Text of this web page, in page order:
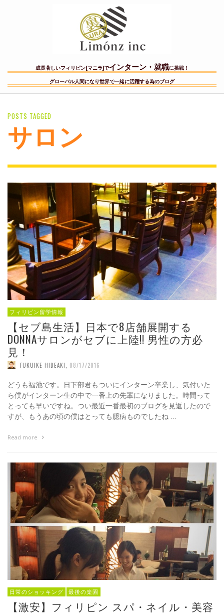
成長著しいフィリピン[マニラ]でインターン・就職に挑戦！
グローバル人間になり世界で一緒に活躍する為のブログ
POSTS TAGGED
サロン
フィリピン留学情報
【セブ島生活】日本で8店舗展開する
DONNAサロンがセブに上陸!! 男性の方必
見！
FUKUIKE HIDEAKI 08/17/2016
どうも福池です。日下部君もついにインターン卒業し、気付いた
ら僕がインターン生の中で一番上の先輩になりました。時間って
とっても早いですね。つい最近一番最初のブログを見返したので
すが、もうあの頃の僕はとっても臆病ものでしたね …
Read more
日常のショッキング 最後の楽園
【激安】フィリピン スパ・ネイル・美容